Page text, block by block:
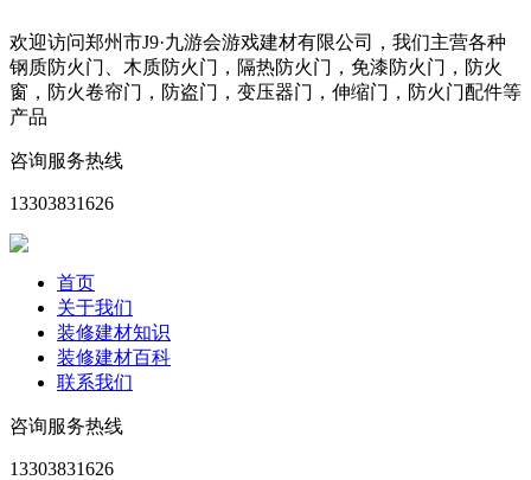
欢迎访问郑州市J9·九游会游戏建材有限公司，我们主营各种
钢质防火门、木质防火门，隔热防火门，免漆防火门，防火
窗，防火卷帘门，防盗门，变压器门，伸缩门，防火门配件等
产品
咨询服务热线
13303831626
首页
关于我们
装修建材知识
装修建材百科
联系我们
咨询服务热线
13303831626